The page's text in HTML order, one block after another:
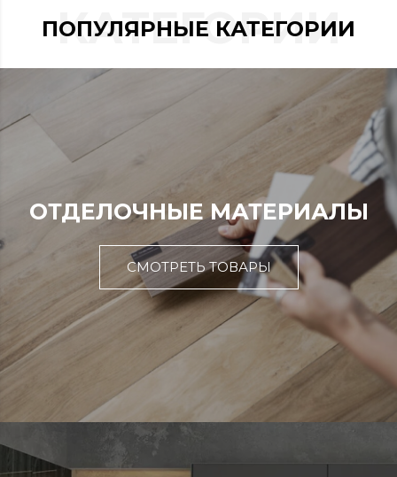
ПОПУЛЯРНЫЕ КАТЕГОРИИ
КАТЕГОРИИ
ОТДЕЛОЧНЫЕ МАТЕРИАЛЫ
СМОТРЕТЬ ТОВАРЫ